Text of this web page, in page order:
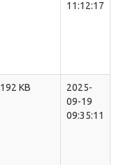
11:12:17
192 KB
2025-
09-19
09:35:11